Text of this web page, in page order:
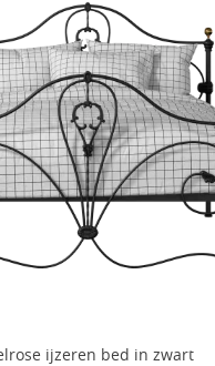
ijzeren bed in zwart